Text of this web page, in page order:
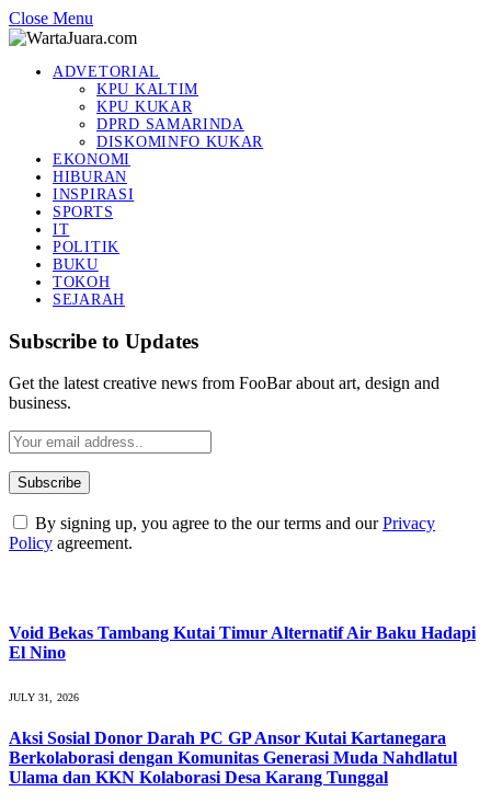
Close Menu
ADVETORIAL
KPU KALTIM
KPU KUKAR
DPRD SAMARINDA
DISKOMINFO KUKAR
EKONOMI
HIBURAN
INSPIRASI
SPORTS
IT
POLITIK
BUKU
TOKOH
SEJARAH
Subscribe to Updates
Get the latest creative news from FooBar about art, design and
business.
By signing up, you agree to the our terms and ourPrivacy
Policy agreement.
Void Bekas Tambang Kutai Timur Alternatif Air Baku Hadapi
El Nino
JULY 31, 2026
Aksi Sosial Donor Darah PC GP Ansor Kutai Kartanegara
Berkolaborasi dengan Komunitas Generasi Muda Nahdlatul
Ulama dan KKN Kolaborasi Desa Karang Tunggal